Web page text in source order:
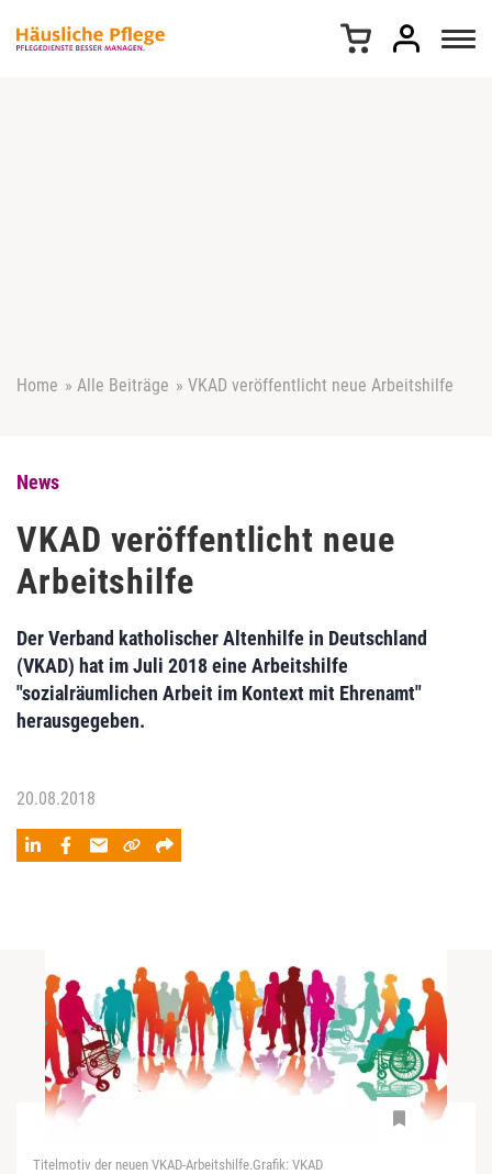
Home » Alle Beiträge » VKAD veröffentlicht neue Arbeitshilfe
News
VKAD veröffentlicht neue
Arbeitshilfe
Der Verband katholischer Altenhilfe in Deutschland
(VKAD) hat im Juli 2018 eine Arbeitshilfe
"sozialräumlichen Arbeit im Kontext mit Ehrenamt"
herausgegeben.
20.08.2018
Titelmotiv der neuen VKAD-Arbeitshilfe.Grafik: VKAD